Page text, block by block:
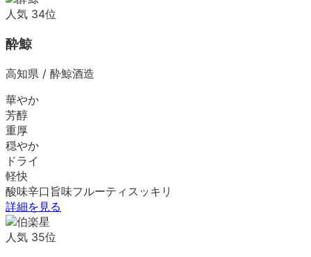
人気 34位
酔鯨
高知県 / 酔鯨酒造
華やか
芳醇
重厚
穏やか
ドライ
軽快
酸味辛口 旨味フルーティ スッキリ
詳細を見る
人気 35位